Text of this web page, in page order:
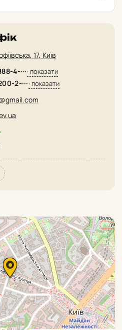
17, Київ
4-···· показати
2-···· показати